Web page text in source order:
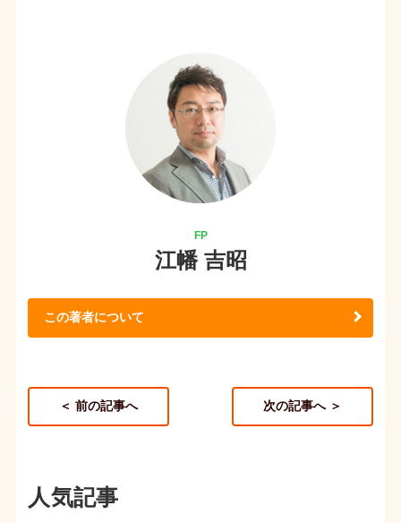
江幡 吉昭
この著者について
＜ 前の記事へ 次の記事へ ＞
人気記事